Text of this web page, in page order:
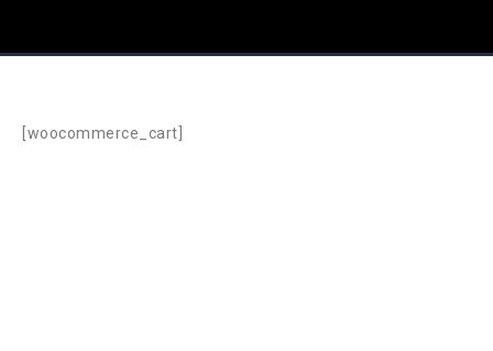
[woocommerce_cart]